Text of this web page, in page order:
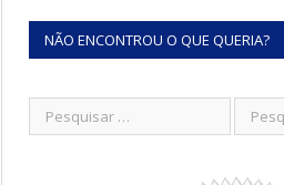
NÃO ENCONTROU O QUE QUERIA?